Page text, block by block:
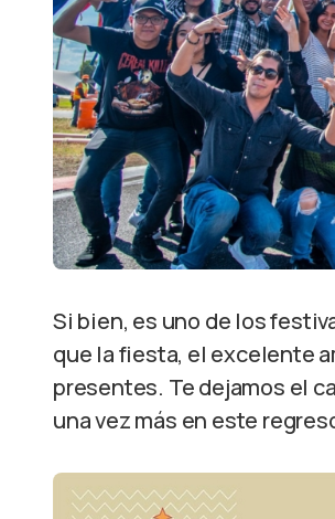
Si bien, es uno de los
que la fiesta, el excelente
presentes. Te dejamos el
una vez más en este